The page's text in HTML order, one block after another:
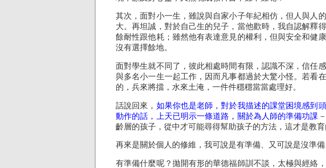
其次，面對小一生，雖說與自家小子年紀相仿，但人與人
大。再坦誠，對於自己生的兒子，當他歡時，我自認解釋
餘耐性跟他耗；雖然他有表達意見的權利，但與安全和健
沒有選擇餘地。
面對學生就不同了，彼此相處時間有限，認識不深，信任
與多名小一生一起工作，因而凡事都過於大驚小怪。若看
的，兵來將擋，水來土淹，一件件穩穩當當處理好。
話說回來， 如果你也是老師，對於我描述的課堂困境感到
動作的話，上天已明示一條道路，關於為人師的準備功課
齡層的孩子，從中才可能尋得幫助孩子的方法，這才是教育
再來是關於個人的修維，我可說是有準備、又可說是沒準備
有準備什麼呢？拋開有形的華德福師訓不談，太極與經絡